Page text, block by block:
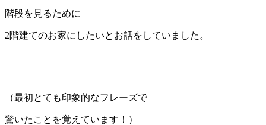
階段を見るために
2階建てのお家にしたいとお話をしていました。
（最初とても印象的なフレーズで
驚いたことを覚えています！）